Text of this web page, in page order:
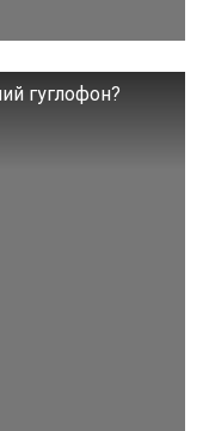
гуглофон?